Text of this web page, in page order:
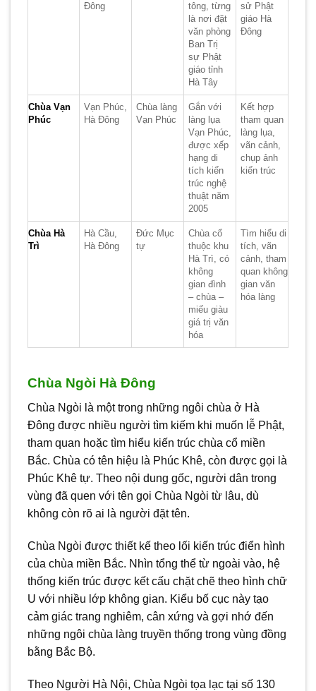
Đông
tông, từng
là nơi đặt
văn phòng
Ban Trị
sự Phật
giáo tỉnh
Hà Tây
sử Phật
giáo Hà
Đông
Chùa Vạn
Phúc
Vạn Phúc,
Hà Đông
Chùa làng
Vạn Phúc
Gắn với
làng lụa
Vạn Phúc,
được xếp
hạng di
tích kiến
trúc nghệ
thuật năm
2005
Kết hợp
tham quan
làng lụa,
vãn cảnh,
chụp ảnh
kiến trúc
Chùa Hà
Trì
Hà Cầu,
Hà Đông
Đức Mục
tự
Chùa cổ
thuộc khu
Hà Trì, có
không
gian đình
– chùa –
miếu giàu
giá trị văn
hóa
Tìm hiểu di
tích, vãn
cảnh, tham
quan không
gian văn
hóa làng
Chùa Ngòi Hà Đông
Chùa Ngòi là một trong những ngôi chùa ở Hà
Đông được nhiều người tìm kiếm khi muốn lễ Phật,
tham quan hoặc tìm hiểu kiến trúc chùa cổ miền
Bắc. Chùa có tên hiệu là Phúc Khê, còn được gọi là
Phúc Khê tự. Theo nội dung gốc, người dân trong
vùng đã quen với tên gọi Chùa Ngòi từ lâu, dù
không còn rõ ai là người đặt tên.
Chùa Ngòi được thiết kế theo lối kiến trúc điển hình
của chùa miền Bắc. Nhìn tổng thể từ ngoài vào, hệ
thống kiến trúc được kết cấu chặt chẽ theo hình chữ
U với nhiều lớp không gian. Kiểu bố cục này tạo
cảm giác trang nghiêm, cân xứng và gợi nhớ đến
những ngôi chùa làng truyền thống trong vùng đồng
bằng Bắc Bộ.
Theo Người Hà Nội, Chùa Ngòi tọa lạc tại số 130